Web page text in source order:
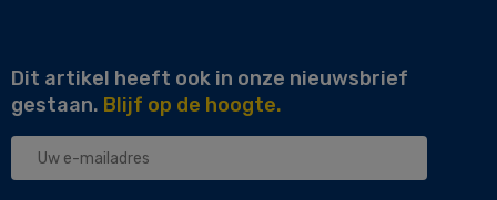
Dit artikel heeft ook in onze nieuwsbrief
gestaan. Blijf op de hoogte.
Uw